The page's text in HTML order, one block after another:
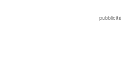
pubblicità